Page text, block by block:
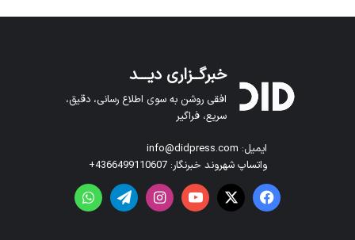
خبرگــزاری دیـــد
افقی روشن به سوی اطلاع رسانی، دقیق،
سریع، فراگیر
ایمیل: info@didpress.com
واتساپ شهروند خبرنگار: 4366499110607+
فیس بوک X یوتیوباینستاگرامتلگرامواتس آپ